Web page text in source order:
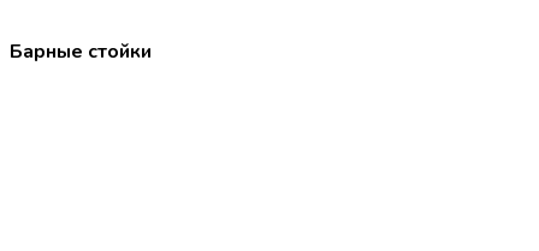
Барные стойки